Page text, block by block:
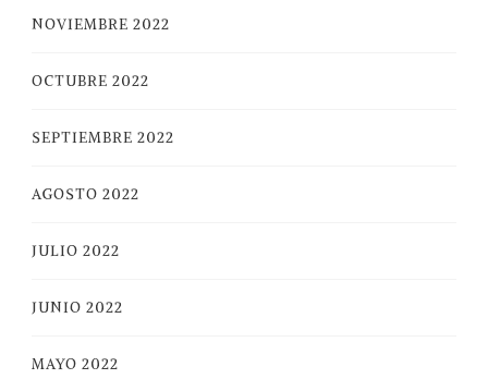
NOVIEMBRE 2022
OCTUBRE 2022
SEPTIEMBRE 2022
AGOSTO 2022
JULIO 2022
JUNIO 2022
MAYO 2022